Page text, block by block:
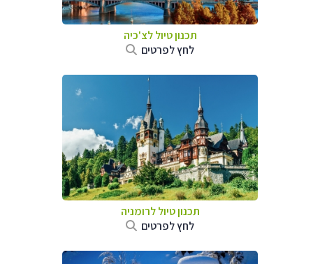
תכנון טיול לצ'כיה
לחץ לפרטים
תכנון טיול לרומניה
לחץ לפרטים